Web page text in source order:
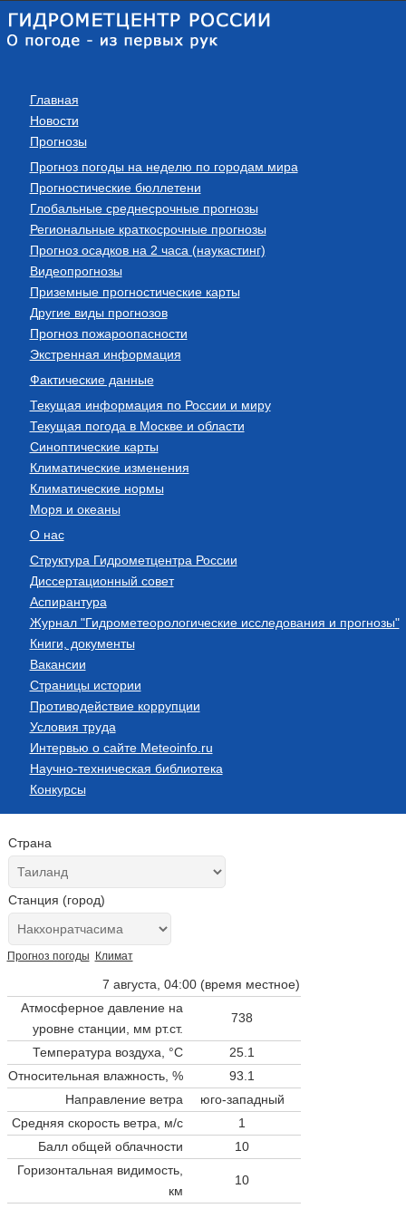
Главная
Новости
Прогнозы
Прогноз погоды на неделю по городам мира
Прогностические бюллетени
Глобальные среднесрочные прогнозы
Региональные краткосрочные прогнозы
Прогноз осадков на 2 часа (наукастинг)
Видеопрогнозы
Приземные прогностические карты
Другие виды прогнозов
Прогноз пожароопасности
Экстренная информация
Фактические данные
Текущая информация по России и миру
Текущая погода в Москве и области
Синоптические карты
Климатические изменения
Климатические нормы
Моря и океаны
О нас
Структура Гидрометцентра России
Диссертационный совет
Аспирантура
Журнал "Гидрометеорологические исследования и прогнозы"
Книги, документы
Вакансии
Страницы истории
Противодействие коррупции
Условия труда
Интервью о сайте Meteoinfo.ru
Научно-техническая библиотека
Конкурсы
Страна
Станция (город)
Прогноз погоды Климат
7 августа, 04:00 (время местное)
Атмосферное давление на
уровне станции, мм рт.ст.
738
Температура воздуха, °C
25.1
Относительная влажность, %
93.1
Направление ветра
юго-западный
Средняя скорость ветра, м/с
1
Балл общей облачности
10
Горизонтальная видимость,
км
10